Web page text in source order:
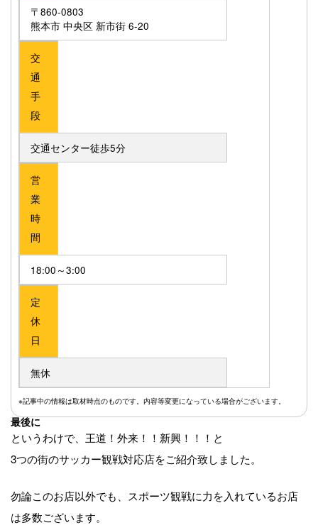
〒860-0803
熊本市 中央区 新市街 6-20
交
通
手
段
交通センター徒歩5分
営
業
時
間
18:00～3:00
定
休
日
無休
※記事中の情報は取材時点のものです。内容等変更になっている場合がございます。
最後に
というわけで、王道！外来！！新興！！！と
3つの街のサッカー観戦対応店をご紹介致しました。
勿論このお店以外でも、スポーツ観戦に力を入れているお店
は多数ございます。